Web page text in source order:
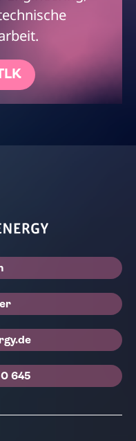
645